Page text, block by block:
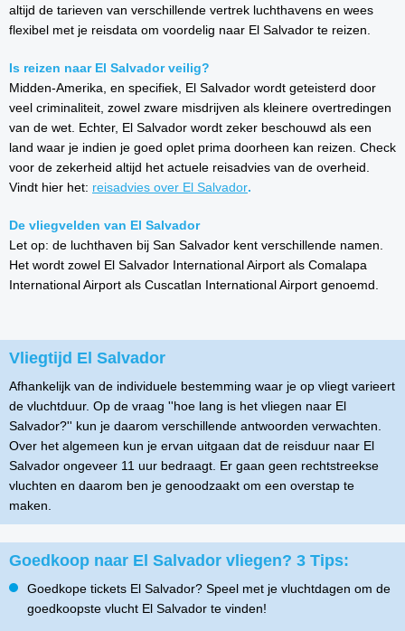
altijd de tarieven van verschillende vertrek luchthavens en wees
flexibel met je reisdata om voordelig naar El Salvador te reizen.
Is reizen naar El Salvador veilig?
Midden-Amerika, en specifiek, El Salvador wordt geteisterd door
veel criminaliteit, zowel zware misdrijven als kleinere overtredingen
van de wet. Echter, El Salvador wordt zeker beschouwd als een
land waar je indien je goed oplet prima doorheen kan reizen. Check
voor de zekerheid altijd het actuele reisadvies van de overheid.
Vindt hier het: reisadvies over El Salvador.
De vliegvelden van El Salvador
Let op: de luchthaven bij San Salvador kent verschillende namen.
Het wordt zowel El Salvador International Airport als Comalapa
International Airport als Cuscatlan International Airport genoemd.
Vliegtijd El Salvador
Afhankelijk van de individuele bestemming waar je op vliegt varieert
de vluchtduur. Op de vraag ''hoe lang is het vliegen naar El
Salvador?'' kun je daarom verschillende antwoorden verwachten.
Over het algemeen kun je ervan uitgaan dat de reisduur naar El
Salvador ongeveer 11 uur bedraagt. Er gaan geen rechtstreekse
vluchten en daarom ben je genoodzaakt om een overstap te
maken.
Goedkoop naar El Salvador vliegen? 3 Tips:
Goedkope tickets El Salvador? Speel met je vluchtdagen om de
goedkoopste vlucht El Salvador te vinden!